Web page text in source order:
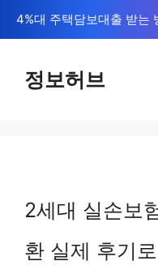
텐
4%대 주택담보대출 받는
정보허브
2세대 실손보
환 실제 후기